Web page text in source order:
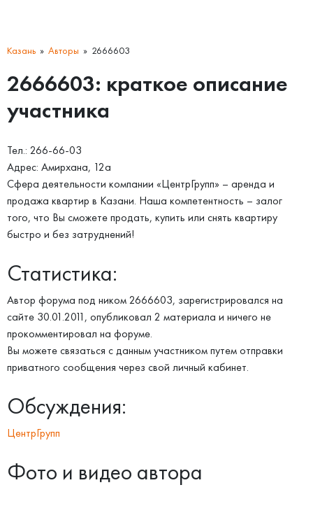
Казань Авторы 2666603
2666603: краткое описание
участника
Тел.: 266-66-03
Адрес: Амирхана, 12а
Сфера деятельности компании «ЦентрГрупп» – аренда и
продажа квартир в Казани. Наша компетентность – залог
того, что Вы сможете продать, купить или снять квартиру
быстро и без затруднений!
Статистика:
Автор форума под ником 2666603, зарегистрировался на
сайте 30.01.2011, опубликовал 2 материала и ничего не
прокомментировал на форуме.
Вы можете связаться с данным участником путем отправки
приватного сообщения через свой личный кабинет.
Обсуждения:
ЦентрГрупп
Фото и видео автора